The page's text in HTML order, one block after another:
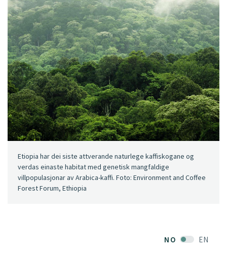
NO EN
Etiopia har dei siste attverande naturlege kaffiskogane og
verdas einaste habitat med genetisk mangfaldige
villpopulasjonar av Arabica-kaffi. Foto: Environment and Coffee
Forest Forum, Ethiopia